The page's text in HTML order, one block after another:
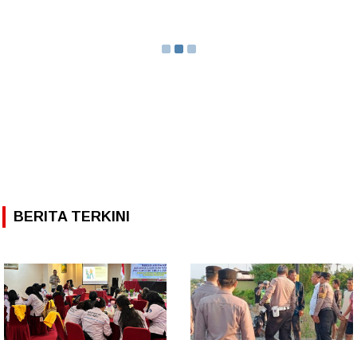
BERITA TERKINI